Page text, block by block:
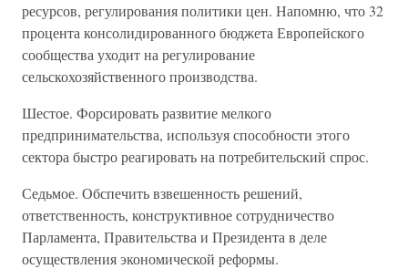
ресурсов, регулирования политики цен. Напомню, что 32
процента консолидированного бюджета Европейского
сообщества уходит на регулирование
сельскохозяйственного производства.
Шестое. Форсировать развитие мелкого
предпринимательства, используя способности этого
сектора быстро реагировать на потребительский спрос.
Седьмое. Обспечить взвешенность решений,
ответственность, конструктивное сотрудничество
Парламента, Правительства и Президента в деле
осуществления экономической реформы.